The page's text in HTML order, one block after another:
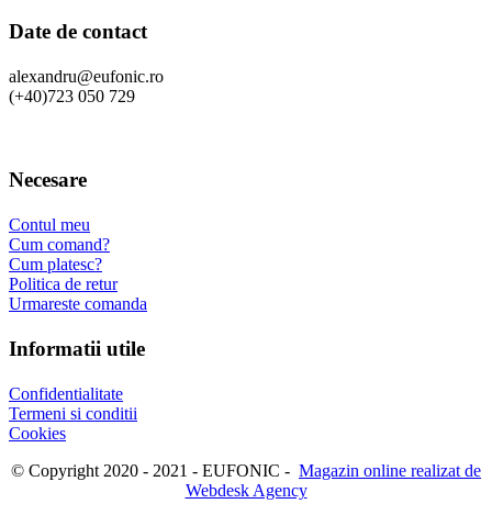
Date de contact
alexandru@eufonic.ro
(+40)723 050 729
Necesare
Contul meu
Cum comand?
Cum platesc?
Politica de retur
Urmareste comanda
Informatii utile
Confidentialitate
Termeni si conditii
Cookies
© Copyright 2020 - 2021 - EUFONIC - Magazin online realizat de
Webdesk Agency